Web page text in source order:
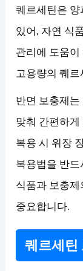
퀘르세틴은 양
있어, 자연 식
관리에 도움
고용량의 퀘
반면 보충제
맞춰 간편하
복용 시 위장
복용법을 반
식품과 보충
중요합니다.
퀘르세틴